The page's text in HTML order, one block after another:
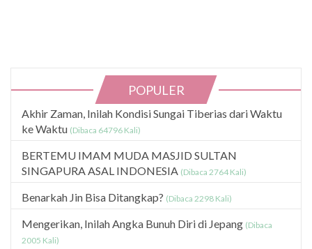
POPULER
Akhir Zaman, Inilah Kondisi Sungai Tiberias dari Waktu
ke Waktu (Dibaca 64796 Kali)
BERTEMU IMAM MUDA MASJID SULTAN
SINGAPURA ASAL INDONESIA (Dibaca 2764 Kali)
Benarkah Jin Bisa Ditangkap? (Dibaca 2298 Kali)
Mengerikan, Inilah Angka Bunuh Diri di Jepang (Dibaca
2005 Kali)